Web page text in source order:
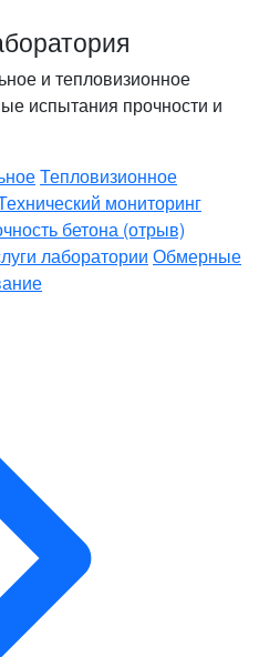
и тепловизионное
испытания прочности и
Тепловизионное
мониторинг
бетона (отрыв)
лаборатории Обмерные